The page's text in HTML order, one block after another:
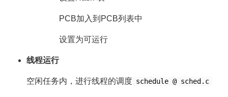
PCB加入到PCB列表中
设置为可运行
线程运行
空闲任务内，进行线程的调度 schedule @ sched.c